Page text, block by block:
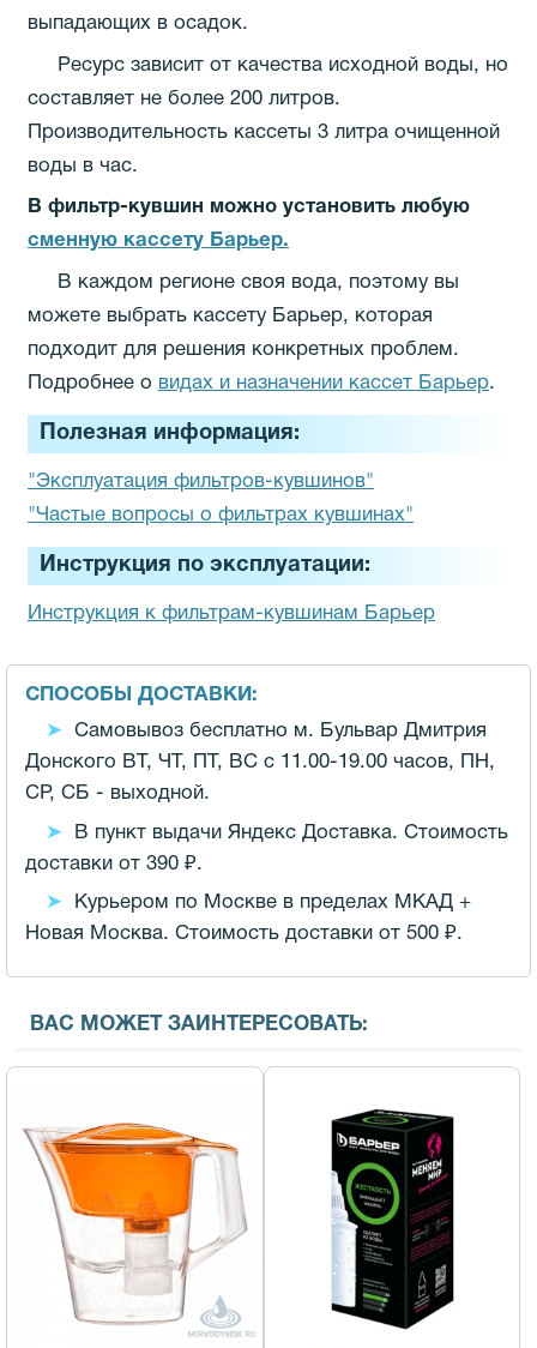
выпадающих в осадок.
Ресурс зависит от качества исходной воды, но
составляет не более 200 литров.
Производительность кассеты 3 литра очищенной
воды в час.
В фильтр-кувшин можно установить любую
сменную кассету Барьер.
В каждом регионе своя вода, поэтому вы
можете выбрать кассету Барьер, которая
подходит для решения конкретных проблем.
Подробнее о видах и назначении кассет Барьер.
Полезная информация:
"Эксплуатация фильтров-кувшинов"
"Частые вопросы о фильтрах кувшинах"
Инструкция по эксплуатации:
Инструкция к фильтрам-кувшинам Барьер
СПОСОБЫ ДОСТАВКИ:
Самовывоз бесплатно м. Бульвар Дмитрия
Донского ВТ, ЧТ, ПТ, ВС с 11.00-19.00 часов,
ПН,
СР, СБ - выходной.
В пункт выдачи Яндекс Доставка. Стоимость
доставки от 390 ₽.
Курьером по Москве в пределах МКАД +
Новая Москва. Стоимость доставки от 500 ₽.
ВАС МОЖЕТ ЗАИНТЕРЕСОВАТЬ: